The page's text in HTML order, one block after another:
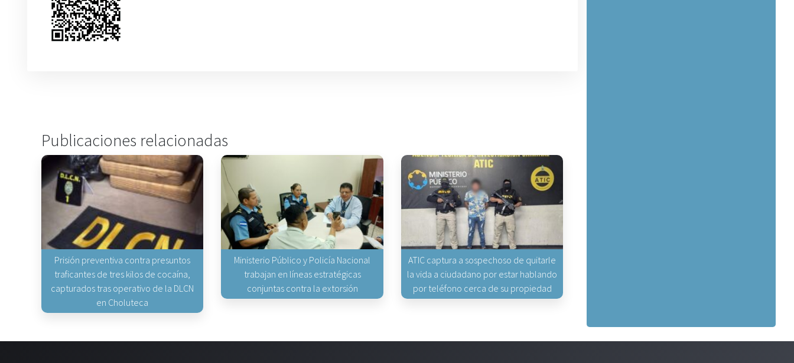
Publicaciones relacionadas
Prisión preventiva contra presuntos
traficantes de tres kilos de cocaína,
capturados tras operativo de la DLCN
en Choluteca
Ministerio Público y Policía Nacional
trabajan en líneas estratégicas
conjuntas contra la extorsión
ATIC captura a sospechoso de quitarle
la vida a ciudadano por estar hablando
por teléfono cerca de su propiedad